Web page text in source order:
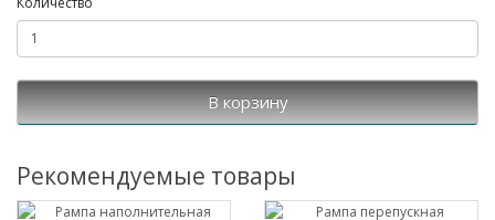
В корзину
Рекомендуемые товары